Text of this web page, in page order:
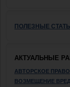
ПОЛЕЗНЫЕ
АКТУАЛЬНЫЕ
АВТОРСКОЕ ПРАВО
ВОЗМЕЩЕНИЕ